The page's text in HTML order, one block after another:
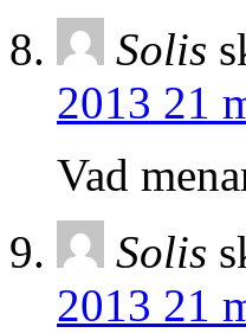
Solis
2013 21
Vad
Solis
2013 21